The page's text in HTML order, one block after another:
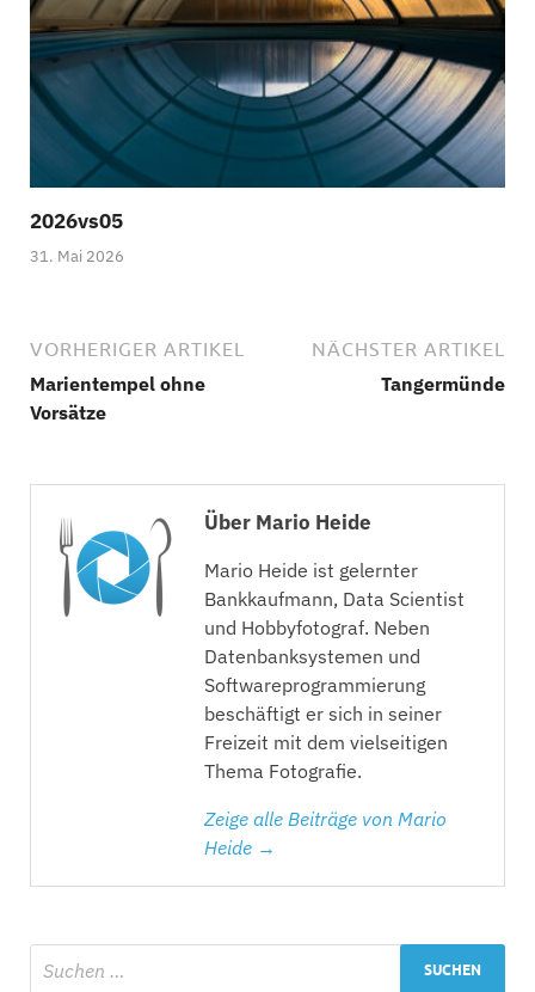
2026vs05
31. Mai 2026
VORHERIGER ARTIKEL
Marientempel ohne
Vorsätze
NÄCHSTER ARTIKEL
Tangermünde
Über Mario Heide
Mario Heide ist gelernter
Bankkaufmann, Data Scientist
und Hobbyfotograf. Neben
Datenbanksystemen und
Softwareprogrammierung
beschäftigt er sich in seiner
Freizeit mit dem vielseitigen
Thema Fotografie.
Zeige alle Beiträge von Mario
Heide →